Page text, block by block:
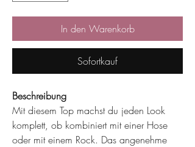
In den Warenkorb
Sofortkauf
Beschreibung
Mit diesem Top machst du jeden Look
komplett, ob kombiniert mit einer Hose
oder mit einem Rock. Das angenehme